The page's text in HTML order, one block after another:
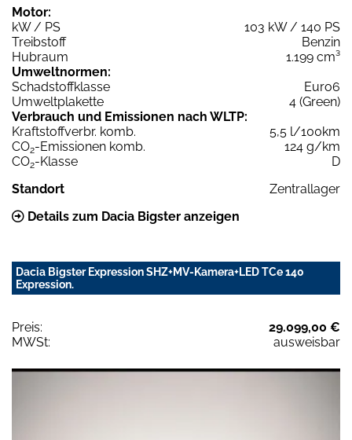
Motor:
kW / PS
103 kW / 140 PS
Treibstoff
Benzin
Hubraum
1.199 cm³
Umweltnormen:
Schadstoffklasse
Euro6
Umweltplakette
4 (Green)
Verbrauch und Emissionen nach WLTP:
Kraftstoffverbr. komb.
5,5 l/100km
CO2-Emissionen komb.
124 g/km
CO2-Klasse
D
Standort
Zentrallager
Details zum Dacia Bigster anzeigen
Dacia Bigster Expression SHZ+MV-Kamera+LED TCe 140
Expression.
Preis:
29.099,00 €
MWSt:
ausweisbar